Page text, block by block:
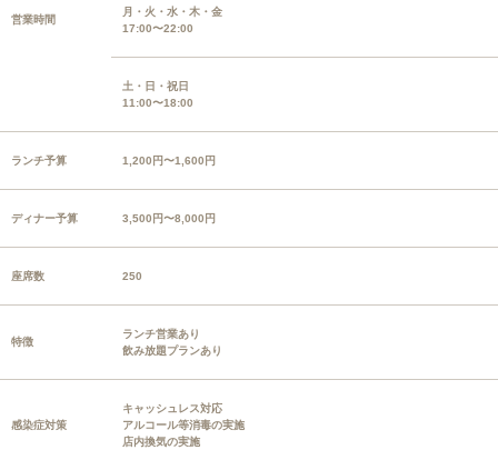
営業時間
月・火・水・木・金
17:00〜22:00
土・日・祝日
11:00〜18:00
ランチ予算 1,200円〜1,600円
ディナー予算 3,500円〜8,000円
座席数 250
特徴
ランチ営業あり
飲み放題プランあり
感染症対策
キャッシュレス対応
アルコール等消毒の実施
店内換気の実施